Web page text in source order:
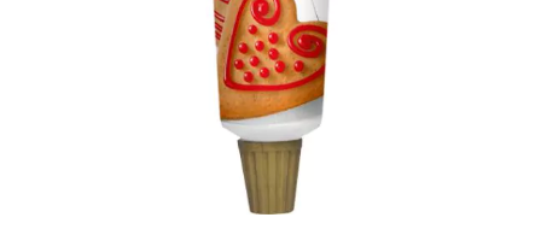
Cake Mousse Strawberry 96 g - Dr. Oetker
Læg i kurv